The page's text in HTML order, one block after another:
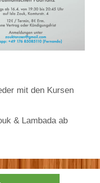
mit den Kursen
& Lambada ab